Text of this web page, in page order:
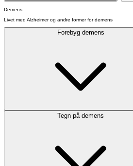
Demens
Livet med Alzheimer og andre former for demens
Forebyg demens
Tegn på demens